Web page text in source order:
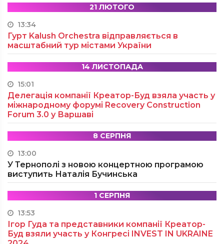
21 ЛЮТОГО
13:34
Гурт Kalush Orchestra відправляється в
масштабний тур містами України
14 ЛИСТОПАДА
15:01
Делегація компанії Креатор-Буд взяла участь у
міжнародному форумі Recovery Construction
Forum 3.0 у Варшаві
8 СЕРПНЯ
13:00
У Тернополі з новою концертною програмою
виступить Наталія Бучинська
1 СЕРПНЯ
13:53
Ігор Гуда та представники компанії Креатор-
Буд взяли участь у Конгресі INVEST IN UKRAINE